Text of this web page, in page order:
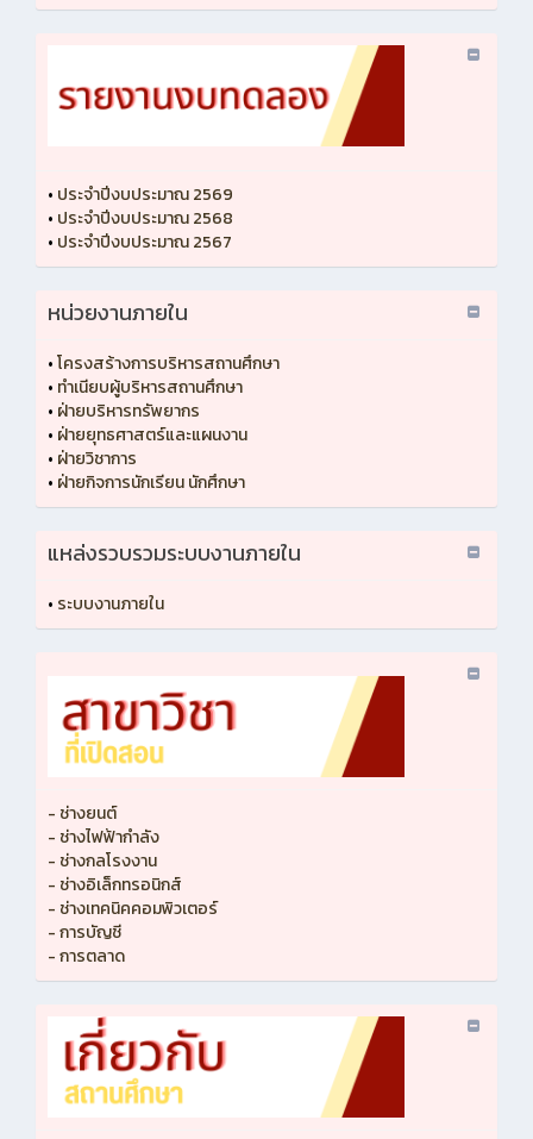
• ประจำปีงบประมาณ 2569
• ประจำปีงบประมาณ 2568
• ประจำปีงบประมาณ 2567
หน่วยงานภายใน
•โครงสร้างการบริหารสถานศึกษา
• ทำเนียบผู้บริหารสถานศึกษา
• ฝ่ายบริหารทรัพยากร
• ฝ่ายยุทธศาสตร์และแผนงาน
• ฝ่ายวิชาการ
• ฝ่ายกิจการนักเรียน นักศึกษา
แหล่งรวบรวมระบบงานภายใน
• ระบบงานภายใน
- ช่างยนต์
- ช่างไฟฟ้ากำลัง
- ช่างกลโรงงาน
- ช่างอิเล็กทรอนิกส์
- ช่างเทคนิคคอมพิวเตอร์
- การบัญชี
- การตลาด